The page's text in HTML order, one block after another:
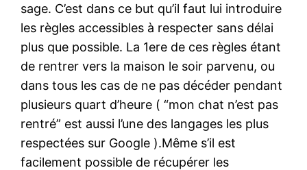
sage. C’est dans ce but qu’il faut lui introduire
les règles accessibles à respecter sans délai
plus que possible. La 1ere de ces règles étant
de rentrer vers la maison le soir parvenu, ou
dans tous les cas de ne pas décéder pendant
plusieurs quart d’heure ( “mon chat n’est pas
rentré” est aussi l’une des langages les plus
respectées sur Google ).Même s’il est
facilement possible de récupérer les